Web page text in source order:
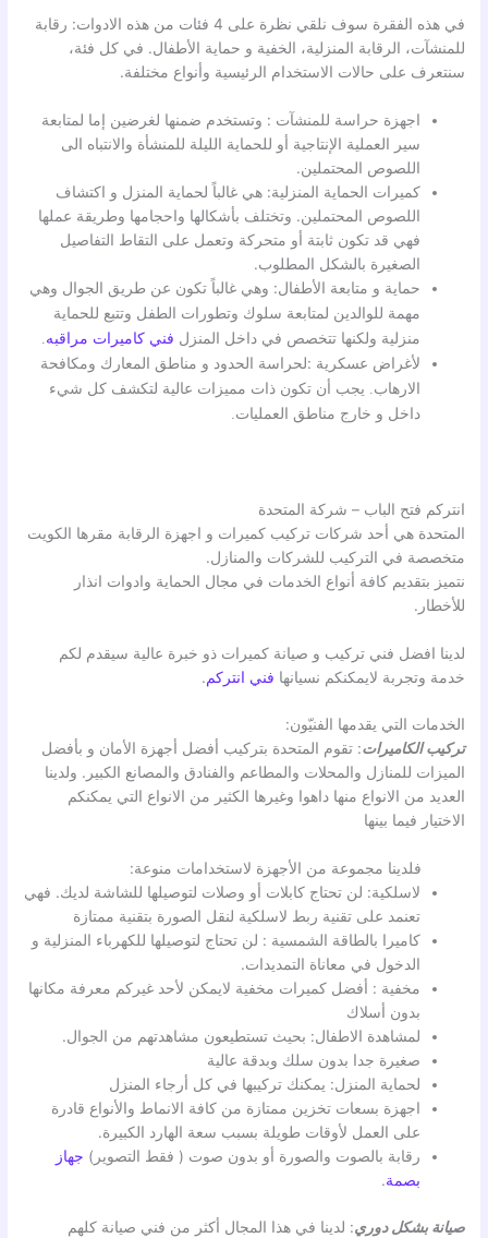
في هذه الفقرة سوف نلقي نظرة على 4 فئات من هذه الادوات: رقابة
للمنشآت، الرقابة المنزلية، الخفية و حماية الأطفال. في كل فئة،
سنتعرف على حالات الاستخدام الرئيسية وأنواع مختلفة.
اجهزة حراسة للمنشآت : وتستخدم ضمنها لغرضين إما لمتابعة
سير العملية الإنتاجية أو للحماية الليلة للمنشأة والانتباه الى
اللصوص المحتملين.
كميرات الحماية المنزلية: هي غالباً لحماية المنزل و اكتشاف
اللصوص المحتملين. وتختلف بأشكالها واحجامها وطريقة عملها
فهي قد تكون ثابتة أو متحركة وتعمل على التقاط التفاصيل
الصغيرة بالشكل المطلوب.
حماية و متابعة الأطفال: وهي غالباً تكون عن طريق الجوال وهي
مهمة للوالدين لمتابعة سلوك وتطورات الطفل وتتبع للحماية
منزلية ولكنها تتخصص في داخل المنزل فني كاميرات مراقبه.
لأغراض عسكرية :لحراسة الحدود و مناطق المعارك ومكافحة
الارهاب. يجب أن تكون ذات مميزات عالية لتكشف كل شيء
داخل و خارج مناطق العمليات.
انتركم فتح الباب – شركة المتحدة
المتحدة هي أحد شركات تركيب كميرات و اجهزة الرقابة مقرها الكويت
متخصصة في التركيب للشركات والمنازل.
نتميز بتقديم كافة أنواع الخدمات في مجال الحماية وادوات انذار
للأخطار.
لدينا افضل فني تركيب و صيانة كميرات ذو خبرة عالية سيقدم لكم
خدمة وتجربة لايمكنكم نسيانها فني انتركم.
الخدمات التي يقدمها الفنيّون:
تركيب الكاميرات: تقوم المتحدة بتركيب أفضل أجهزة الأمان و بأفضل
الميزات للمنازل والمحلات والمطاعم والفنادق والمصانع الكبير. ولدينا
العديد من الانواع منها داهوا وغيرها الكثير من الانواع التي يمكنكم
الاختيار فيما بينها
فلدينا مجموعة من الأجهزة لاستخدامات منوعة:
لاسلكية: لن تحتاج كابلات أو وصلات لتوصيلها للشاشة لديك. فهي
تعنمد على تقنية ربط لاسلكية لنقل الصورة بتقنية ممتازة
كاميرا بالطاقة الشمسية : لن تحتاج لتوصيلها للكهرباء المنزلية و
الدخول في معاناة التمديدات.
مخفية : أفضل كميرات مخفية لايمكن لأحد غيركم معرفة مكانها
بدون أسلاك
لمشاهدة الاطفال: بحيث تستطيعون مشاهدتهم من الجوال.
صغيرة جدا بدون سلك وبدقة عالية
لحماية المنزل: يمكنك تركيبها في كل أرجاء المنزل
اجهزة بسعات تخزين ممتازة من كافة الانماط والأنواع قادرة
على العمل لأوقات طويلة بسبب سعة الهارد الكبيرة.
رقابة بالصوت والصورة أو بدون صوت ( فقط التصوير) جهاز
بصمة.
صيانة بشكل دوري: لدينا في هذا المجال أكثر من فني صيانة كلهم